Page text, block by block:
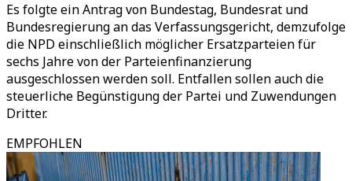
Es folgte ein Antrag von Bundestag, Bundesrat und
Bundesregierung an das Verfassungsgericht, demzufolge
die NPD einschließlich möglicher Ersatzparteien für
sechs Jahre von der Parteienfinanzierung
ausgeschlossen werden soll. Entfallen sollen auch die
steuerliche Begünstigung der Partei und Zuwendungen
Dritter.
EMPFOHLEN